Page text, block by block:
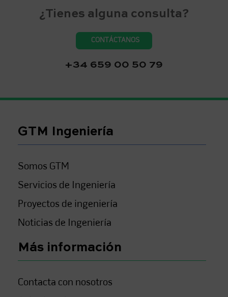
¿Tienes alguna consulta?
CONTÁCTANOS
+34 659 00 50 79
GTM Ingeniería
Somos GTM
Servicios de Ingeniería
Proyectos de ingeniería
Noticias de Ingeniería
Más información
Contacta con nosotros